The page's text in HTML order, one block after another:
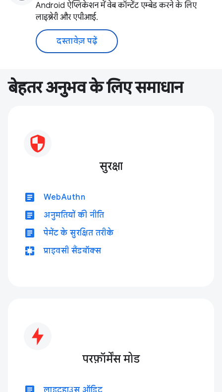
Android ऐप्लिकेशन में वेब कॉन्टेंट एम्बेड करने के लिए
लाइब्रेरी और एपीआई.
दस्तावेज़ पढ़ें
बेहतर अनुभव के लिए समाधान
सुरक्षा
article WebAuthn
article अनुमतियों की नीति
article पेमेंट के सुरक्षित तरीके
pages प्राइवसी सैंडबॉक्स
परफ़ॉर्मेंस मोड
लाइटहाउस ऑडिट